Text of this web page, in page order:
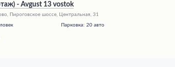
- Avgust 13 vostok
Пироговское шоссе, Центральная, 31
Парковка: 20 авто